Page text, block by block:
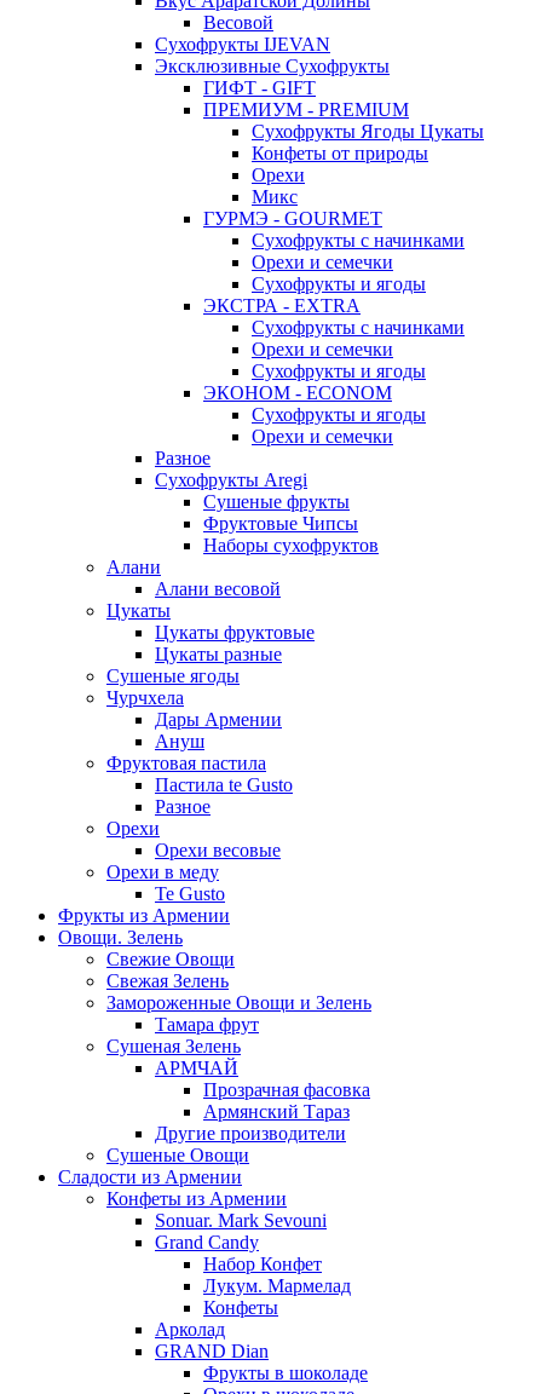
Весовой
Сухофрукты IJEVAN
Эксклюзивные Сухофрукты
ГИФТ - GIFT
ПРЕМИУМ - PREMIUM
Сухофрукты Ягоды Цукаты
Конфеты от природы
Орехи
Микс
ГУРМЭ - GOURMET
Сухофрукты с начинками
Орехи и семечки
Сухофрукты и ягоды
ЭКСТРА - EXTRA
Сухофрукты с начинками
Орехи и семечки
Сухофрукты и ягоды
ЭКОНОМ - ECONOM
Сухофрукты и ягоды
Орехи и семечки
Разное
Сухофрукты Aregi
Сушеные фрукты
Фруктовые Чипсы
Наборы сухофруктов
Алани
Алани весовой
Цукаты
Цукаты фруктовые
Цукаты разные
Сушеные ягоды
Чурчхела
Дары Армении
Ануш
Фруктовая пастила
Пастила te Gusto
Разное
Орехи
Орехи весовые
Орехи в меду
Te Gusto
Фрукты из Армении
Овощи. Зелень
Свежие Овощи
Свежая Зелень
Замороженные Овощи и Зелень
Тамара фрут
Сушеная Зелень
АРМЧАЙ
Прозрачная фасовка
Армянский Тараз
Другие производители
Сушеные Овощи
Сладости из Армении
Конфеты из Армении
Sonuar. Mark Sevouni
Grand Candy
Набор Конфет
Лукум. Мармелад
Конфеты
Арколад
GRAND Dian
Фрукты в шоколаде